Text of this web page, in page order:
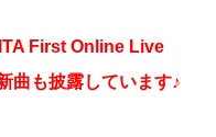
First Online Live
曲も披露しています♪